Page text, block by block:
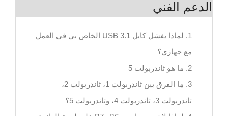
الدعم الفني
1. لماذا يفشل كابل USB 3.1 الخاص بي في العمل
مع جهازي؟
2. ما هو ثاندربولت 5
3. ما الفرق بين ثاندربولت 1، ثاندربولت 2،
ثاندربولت 3، ثاندربولت 4، وثاندربولت 5؟